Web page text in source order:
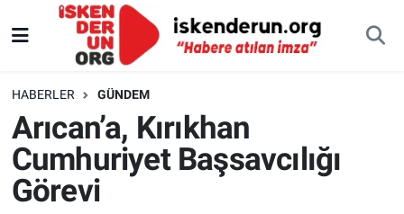
HABERLER GÜNDEM
Arıcan’a, Kırıkhan
Cumhuriyet Başsavcılığı
Görevi